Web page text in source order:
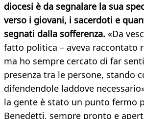
diocesi è da segnalare la sua
verso i giovani, i sacerdoti e
segnati dalla sofferenza. «Da
fatto politica – aveva raccontato
ma ho sempre cercato di far
presenza tra le persone, stando
difendendole laddove
la gente è stato un punto fermo
Benedetti, sempre pronto e